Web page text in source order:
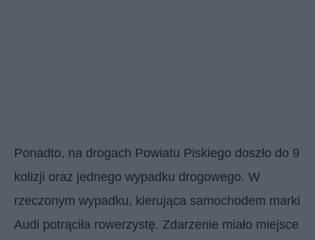
Ponadto, na drogach Powiatu Piskiego doszło do 9
kolizji oraz jednego wypadku drogowego. W
rzeczonym wypadku, kierująca samochodem marki
Audi potrąciła rowerzystę. Zdarzenie miało miejsce